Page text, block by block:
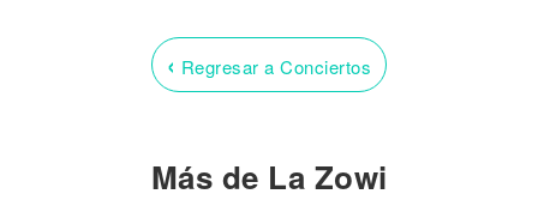
‹ Regresar a Conciertos
Más de La Zowi